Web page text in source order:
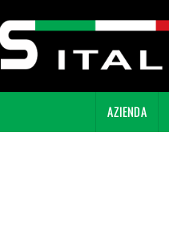
AZIENDA